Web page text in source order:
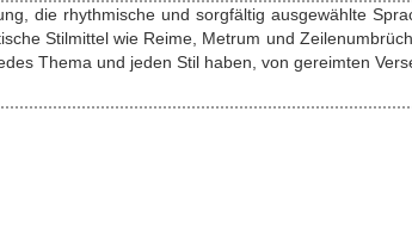
die rhythmische und sorgfältig ausgewählte
Stilmittel wie Reime, Metrum und
Thema und jeden Stil haben, von gereimten